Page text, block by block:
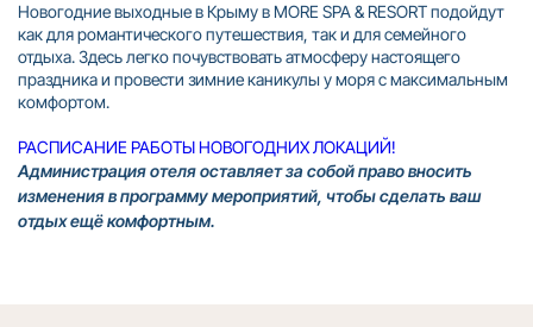
Новогодние выходные в Крыму в MORE SPA & RESORT подойдут
как для романтического путешествия, так и для семейного
отдыха. Здесь легко почувствовать атмосферу настоящего
праздника и провести зимние каникулы у моря с максимальным
комфортом.
РАСПИСАНИЕ РАБОТЫ НОВОГОДНИХ ЛОКАЦИЙ!
Администрация отеля оставляет за собой право вносить
изменения в программу мероприятий, чтобы сделать ваш
отдых ещё комфортным.